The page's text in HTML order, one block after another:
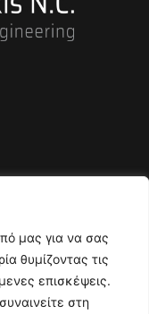
μας για να σας
θυμίζοντας τις
επισκέψεις.
στη
ΥΠΗΡΕΣΙΕΣ
ΣΤΟΝ ΧΑΡΤΗ
ΑΠΟΡΡΗΤΟΥ